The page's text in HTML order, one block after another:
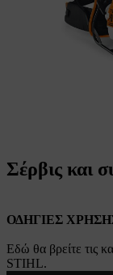
Σέρβις και
ΟΔΗΓΙΕΣ
Εδώ θα βρείτε τις
STIHL.